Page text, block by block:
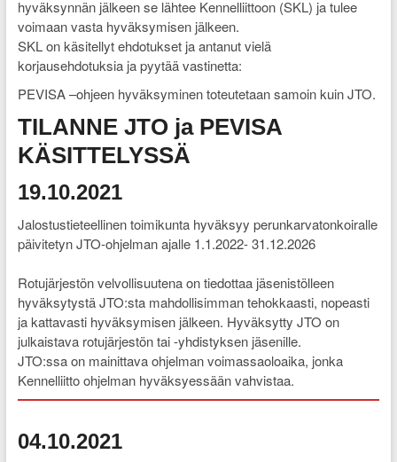
hyväksynnän jälkeen se lähtee Kennelliittoon (SKL) ja tulee
voimaan vasta hyväksymisen jälkeen.
SKL on käsitellyt ehdotukset ja antanut vielä
korjausehdotuksia ja pyytää vastinetta:
PEVISA –ohjeen hyväksyminen toteutetaan samoin kuin JTO.
TILANNE JTO ja PEVISA
KÄSITTELYSSÄ
19.10.2021
Jalostustieteellinen toimikunta hyväksyy perunkarvatonkoiralle
päivitetyn JTO-ohjelman ajalle 1.1.2022- 31.12.2026
Rotujärjestön velvollisuutena on tiedottaa jäsenistölleen
hyväksytystä JTO:sta mahdollisimman tehokkaasti, nopeasti
ja kattavasti hyväksymisen jälkeen. Hyväksytty JTO on
julkaistava rotujärjestön tai -yhdistyksen jäsenille.
JTO:ssa on mainittava ohjelman voimassaoloaika, jonka
Kennelliitto ohjelman hyväksyessään vahvistaa.
04.10.2021